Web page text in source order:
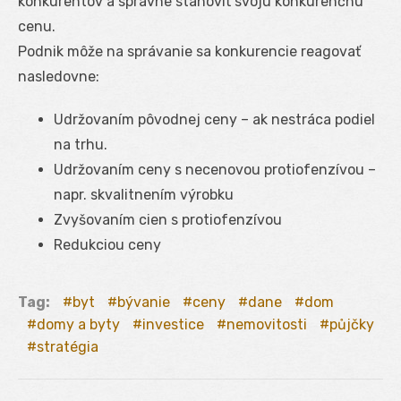
cenu.
Podnik môže na správanie sa konkurencie reagovať
nasledovne:
Udržovaním pôvodnej ceny – ak nestráca podiel
na trhu.
Udržovaním ceny s necenovou protiofenzívou –
napr. skvalitnením výrobku
Zvyšovaním cien s protiofenzívou
Redukciou ceny
Tag: byt bývanie ceny dane
dom
domy a byty
investice nemovitosti
půjčky
stratégia